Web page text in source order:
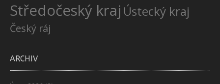
Středočeský kraj Ústecký kraj
Český ráj
ARCHIV